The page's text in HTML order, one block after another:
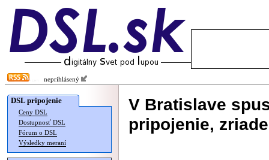
neprihlásený
DSL pripojenie
Ceny DSL
Dostupnosť DSL
Fórum o DSL
Výsledky meraní
V Bratislave
pripojenie,